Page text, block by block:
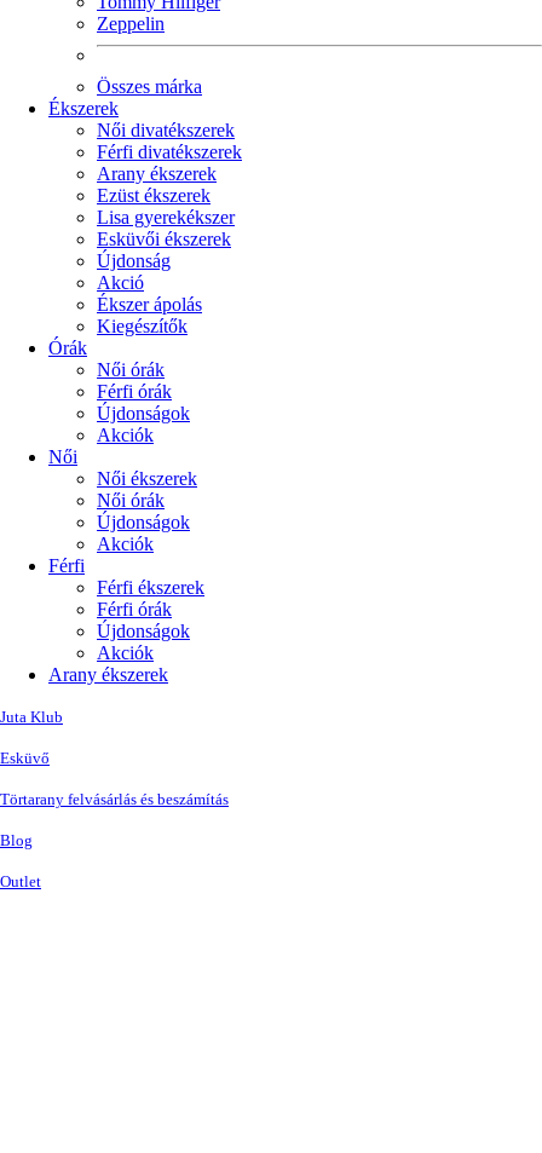
Zeppelin
Összes márka
Ékszerek
Női divatékszerek
Férfi divatékszerek
Arany ékszerek
Ezüst ékszerek
Lisa gyerekékszer
Esküvői ékszerek
Újdonság
Akció
Ékszer ápolás
Kiegészítők
Órák
Női órák
Férfi órák
Újdonságok
Akciók
Női
Női ékszerek
Női órák
Újdonságok
Akciók
Férfi
Férfi ékszerek
Férfi órák
Újdonságok
Akciók
Arany ékszerek
Juta Klub
Esküvő
Törtarany felvásárlás és beszámítás
Blog
Outlet